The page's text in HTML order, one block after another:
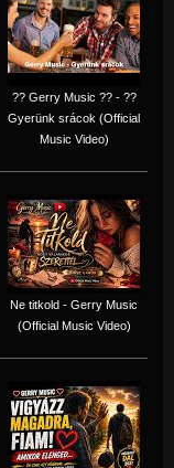
?? Gerry Music ?? - ??
Gyerünk srácok (Official
Music Video)
Ne titkold - Gerry Music
(Official Music Video)